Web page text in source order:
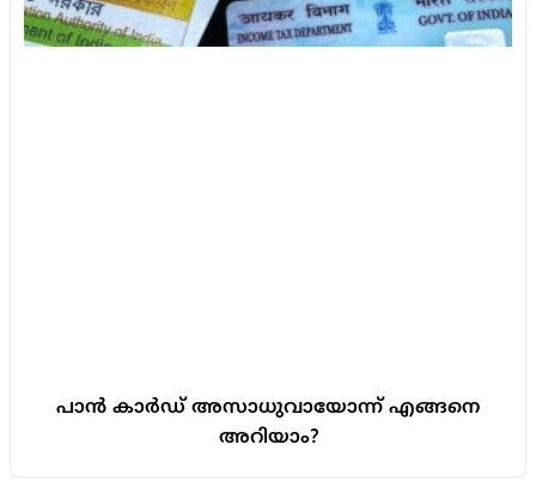
പാൻ കാർഡ് അസാധുവായോന്ന് എങ്ങനെ
അറിയാം?